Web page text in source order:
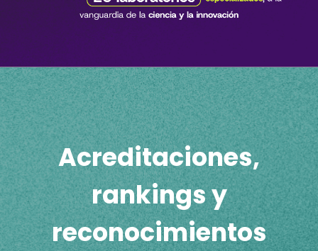
Acreditaciones,
rankings y
reconocimientos